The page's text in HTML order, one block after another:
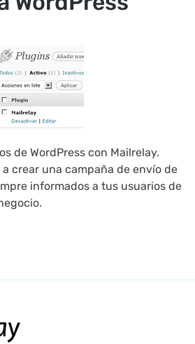
de WordPress con Mailrelay.
a crear una campaña de envío de
informados a tus usuarios de